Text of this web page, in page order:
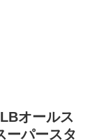
オールス
ーパースタ